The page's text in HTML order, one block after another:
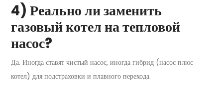
4) Реально ли заменить
газовый котел на тепловой
насос?
Да. Иногда ставят чистый насос, иногда гибрид (насос плюс
котел) для подстраховки и плавного перехода.